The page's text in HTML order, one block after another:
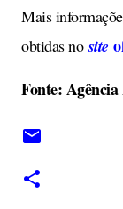
Mais
obtidas no site
Fonte: